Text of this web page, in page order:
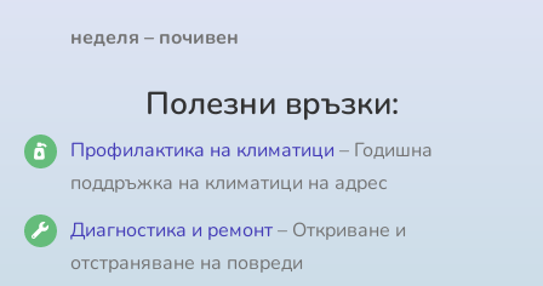
неделя – почивен
Полезни връзки:
Профилактика на климатици – Годишна
поддръжка на климатици на адрес
Диагностика и ремонт– Откриване и
отстраняване на повреди